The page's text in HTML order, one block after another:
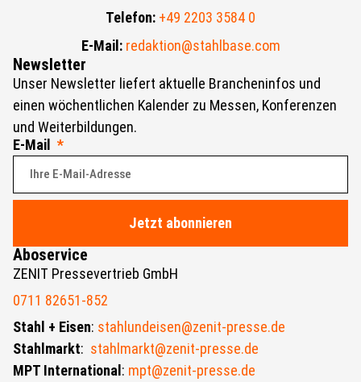
Newsletter
Unser Newsletter liefert aktuelle Brancheninfos und
einen wöchentlichen Kalender zu Messen, Konferenzen
und Weiterbildungen.
E-Mail
Jetzt abonnieren
Aboservice
ZENIT Pressevertrieb GmbH
0711 82651-852
Stahl + Eisen: stahlundeisen@zenit-presse.de
Stahlmarkt: stahlmarkt@zenit-presse.de
MPT International: mpt@zenit-presse.de
Telefon: +49 2203 3584 0
E-Mail: redaktion@stahlbase.com